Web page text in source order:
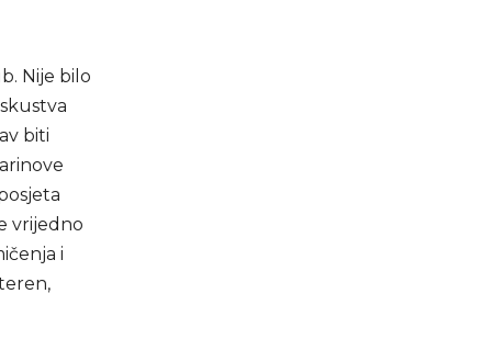
Nije bilo
biti
vrijedno
i